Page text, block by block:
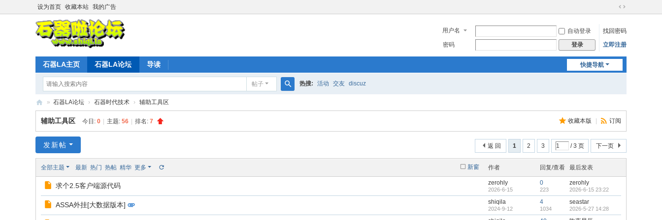
设为首页 收藏本站 我的广告
切
到
宽
用户名 自动登录
找回密码
密码
登录 立即注册
快捷导航
石器LA主页 石器LA论坛 导读
帖子
索
热搜: 活动 交友 discuz
石
器
代
方
» 石器LA论坛 › 石器时代技术 › 辅助工具区
收藏本版 订阅
辅助工具区 今日: 0 主题: 56 排名: 7
1 2 3 / 3 页 下一页
返 回
发新帖
新窗
全部主题 最新 热门 热帖 精华 更多 作者 回复/查看 最后发表
求个2.5客户端源代码 zerohly
2026-6-15
0
223
zerohly
2026-6-15 23:22
ASSA外挂[大数据版本] shiqila
2024-9-12
4
1034
seastar
2026-5-27 14:28